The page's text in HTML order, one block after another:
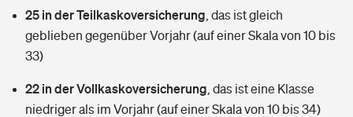
Sie haben Fragen?
Restkreditversicherung
Reiseversicherung
Hundehalter-Haftpflicht
Tools
Wer versichert was: Jetzt Versicherer finden
25 in der Teilkaskoversicherung das ist gleich
geblieben gegenüber Vorjahr (auf einer Skala von 10 bis
33)
22 in der Vollkaskoversicherung das ist eine Klasse
niedriger als im Vorjahr (auf einer Skala von 10 bis 34)